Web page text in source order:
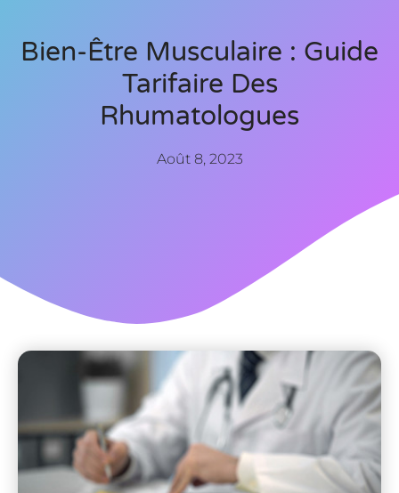
Bien-Être Musculaire : Guide
Tarifaire Des
Rhumatologues
Août 8, 2023